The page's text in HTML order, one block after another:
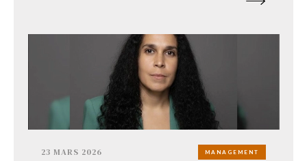
23 MARS 2026 MANAGEMENT